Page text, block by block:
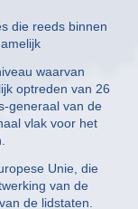
die reeds binnen
waarvan
optreden van 26
generaal van de
vlak voor het
Unie, die
van de
de lidstaten.